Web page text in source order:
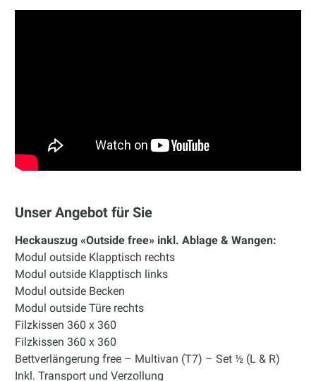
Unser Angebot für Sie
Heckauszug «Outside free» inkl. Ablage & Wangen:
Modul outside Klapptisch rechts
Modul outside Klapptisch links
Modul outside Becken
Modul outside Türe rechts
Filzkissen 360 x 360
Filzkissen 360 x 360
Bettverlängerung free – Multivan (T7) – Set ½ (L & R)
Inkl. Transport und Verzollung